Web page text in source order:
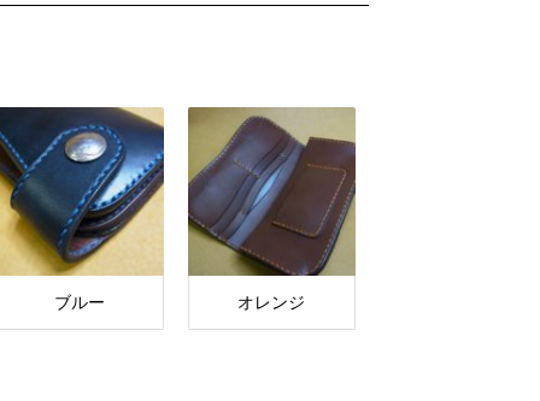
ブルー オレンジ